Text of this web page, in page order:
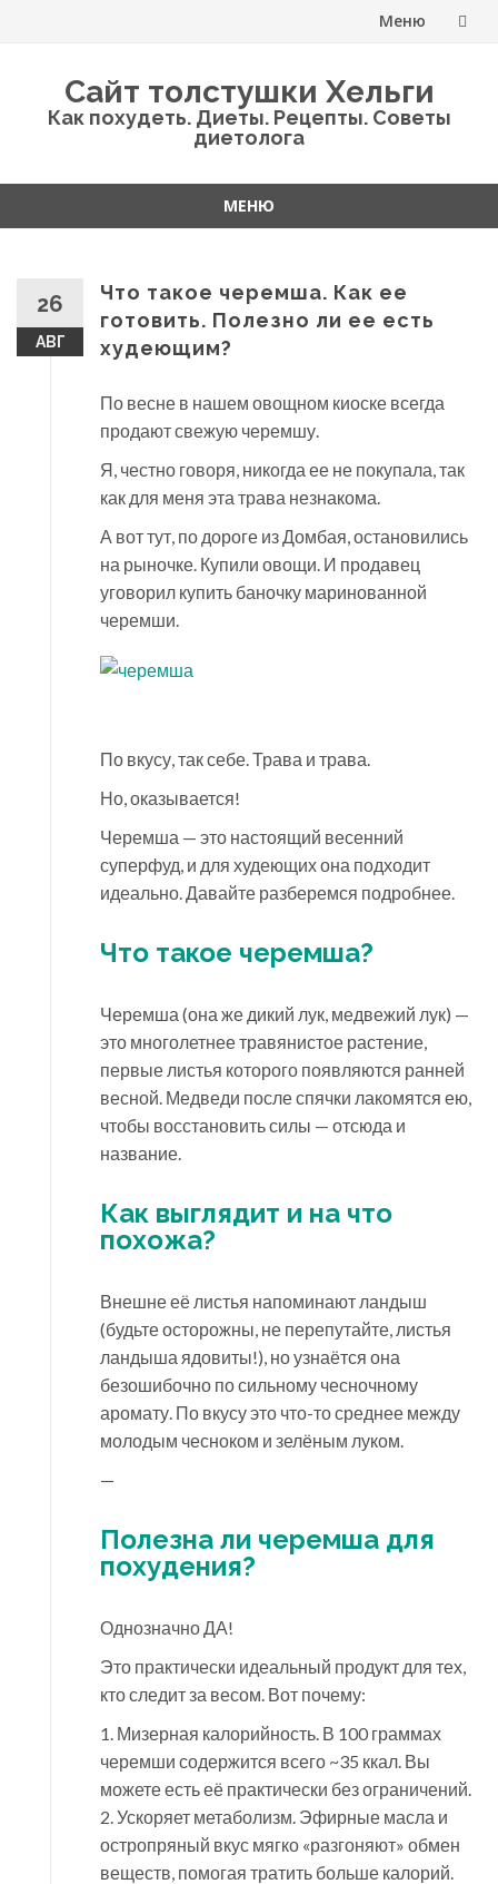
Меню
Сайт толстушки Хельги
Как похудеть. Диеты. Рецепты. Советы
диетолога
МЕНЮ
26
АВГ
Что такое черемша. Как ее
готовить. Полезно ли ее есть
худеющим?
По весне в нашем овощном киоске всегда
продают свежую черемшу.
Я, честно говоря, никогда ее не покупала, так
как для меня эта трава незнакома.
А вот тут, по дороге из Домбая, остановились
на рыночке. Купили овощи. И продавец
уговорил купить баночку маринованной
черемши.
По вкусу, так себе. Трава и трава.
Но, оказывается!
Черемша — это настоящий весенний
суперфуд, и для худеющих она подходит
идеально. Давайте разберемся подробнее.
Что такое черемша?
Черемша (она же дикий лук, медвежий лук) —
это многолетнее травянистое растение,
первые листья которого появляются ранней
весной. Медведи после спячки лакомятся ею,
чтобы восстановить силы — отсюда и
название.
Как выглядит и на что
похожа?
Внешне её листья напоминают ландыш
(будьте осторожны, не перепутайте, листья
ландыша ядовиты!), но узнаётся она
безошибочно по сильному чесночному
аромату. По вкусу это что-то среднее между
молодым чесноком и зелёным луком.
—
Полезна ли черемша для
похудения?
Однозначно ДА!
Это практически идеальный продукт для тех,
кто следит за весом. Вот почему:
1. Мизерная калорийность. В 100 граммах
черемши содержится всего ~35 ккал. Вы
можете есть её практически без ограничений.
2. Ускоряет метаболизм. Эфирные масла и
остропряный вкус мягко «разгоняют» обмен
веществ, помогая тратить больше калорий.